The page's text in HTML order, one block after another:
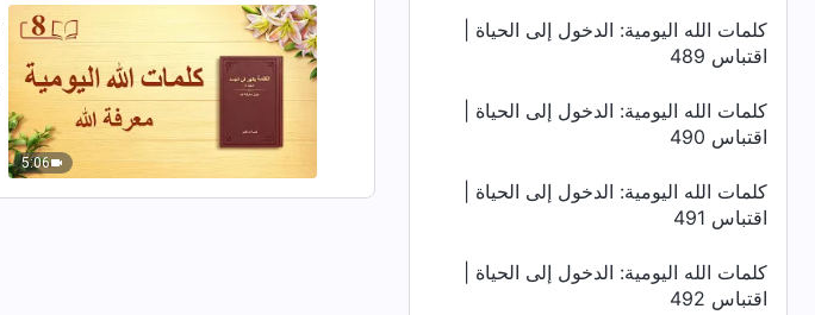
كلمات الله اليومية: الدخول إلى الحياة |
اقتباس 489
كلمات الله اليومية: الدخول إلى الحياة |
اقتباس 490
كلمات الله اليومية: الدخول إلى الحياة |
اقتباس 491
كلمات الله اليومية: الدخول إلى الحياة |
اقتباس 492
5:06